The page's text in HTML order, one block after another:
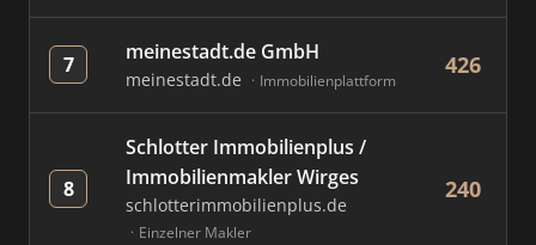
7 meinestadt.de GmbH
meinestadt.de Immobilienplattform
426
8
Schlotter Immobilienplus /
Immobilienmakler Wirges
schlotterimmobilienplus.de
Einzelner Makler
240